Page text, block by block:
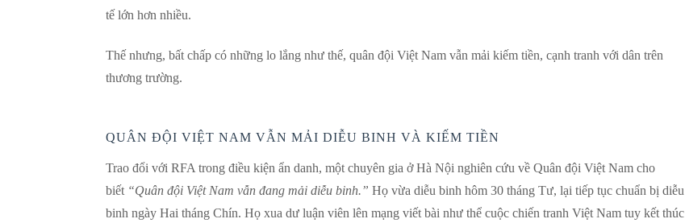
tế lớn hơn nhiều.
Thế nhưng, bất chấp có những lo lắng như thế, quân đội Việt Nam vẫn mải kiếm tiền, cạnh tranh với dân trên
thương trường.
QUÂN ĐỘI VIỆT NAM VẪN MẢI DIỄU BINH VÀ KIẾM TIỀN
Trao đổi với RFA trong điều kiện ẩn danh, một chuyên gia ở Hà Nội nghiên cứu về Quân đội Việt Nam cho
biết “Quân đội Việt Nam vẫn đang mải diễu binh.” Họ vừa diễu binh hôm 30 tháng Tư, lại tiếp tục chuẩn bị diễu
binh ngày Hai tháng Chín. Họ xua dư luận viên lên mạng viết bài như thể cuộc chiến tranh Việt Nam tuy kết thúc